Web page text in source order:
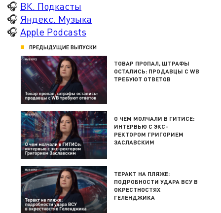
🎧 ВК. Подкасты
🎧 Яндекс. Музыка
🎧Apple Podcasts
ПРЕДЫДУЩИЕ ВЫПУСКИ
ТОВАР ПРОПАЛ, ШТРАФЫ
ОСТАЛИСЬ: ПРОДАВЦЫ С WB
ТРЕБУЮТ ОТВЕТОВ
О ЧЕМ МОЛЧАЛИ В ГИТИСЕ:
ИНТЕРВЬЮ С ЭКС-
РЕКТОРОМ ГРИГОРИЕМ
ЗАСЛАВСКИМ
ТЕРАКТ НА ПЛЯЖЕ:
ПОДРОБНОСТИ УДАРА ВСУ В
ОКРЕСТНОСТЯХ
ГЕЛЕНДЖИКА